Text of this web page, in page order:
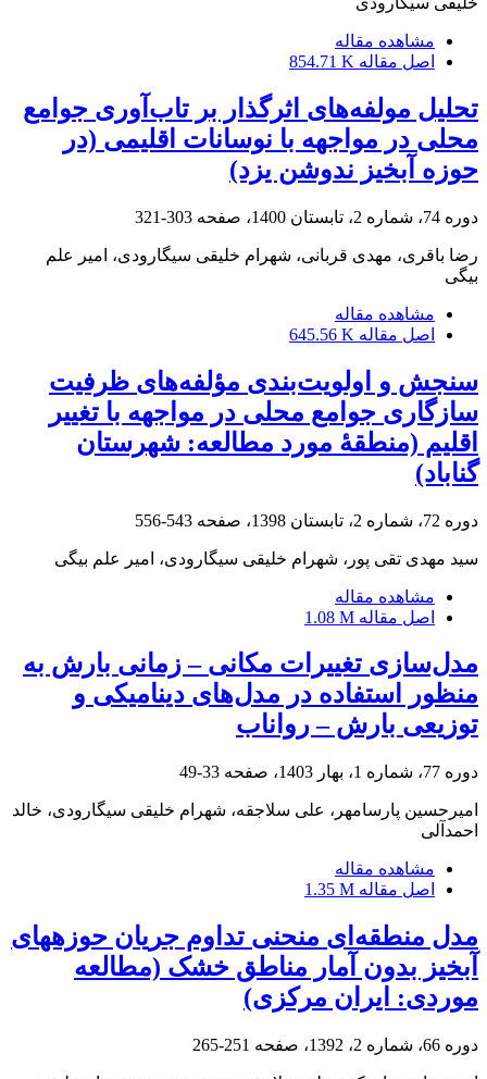
مشاهده مقاله
اصل مقاله 854.71 K
تحلیل مولفه‌های اثرگذار بر تاب‌آوری جوامع
محلی در مواجهه با نوسانات اقلیمی (در
حوزه آبخیز ندوشن یزد)
دوره 74، شماره 2، تابستان 1400، صفحه 303-321
رضا باقری، مهدی قربانی، شهرام خلیقی سیگارودی، امیر علم
بیگی
مشاهده مقاله
اصل مقاله 645.56 K
سنجش و اولویت‌بندی مؤلفه‌های ظرفیت
سازگاری جوامع محلی در مواجهه با تغییر
اقلیم (منطقۀ مورد مطالعه: شهرستان
گناباد)
دوره 72، شماره 2، تابستان 1398، صفحه 543-556
سید مهدی تقی پور، شهرام خلیقی سیگارودی، امیر علم بیگی
مشاهده مقاله
اصل مقاله 1.08 M
مدل‌سازی تغییرات مکانی – زمانی بارش به
منظور استفاده در مدل‌های دینامیکی و
توزیعی بارش – رواناب
دوره 77، شماره 1، بهار 1403، صفحه 33-49
امیرحسین پارسامهر، علی سلاجقه، شهرام خلیقی سیگارودی، خالد
احمدآلی
مشاهده مقاله
اصل مقاله 1.35 M
مدل منطقه‌ای منحنی تداوم جریان حوزه‏های
آبخیز بدون آمار مناطق خشک (مطالعه
موردی: ایران مرکزی)
دوره 66، شماره 2، 1392، صفحه 251-265